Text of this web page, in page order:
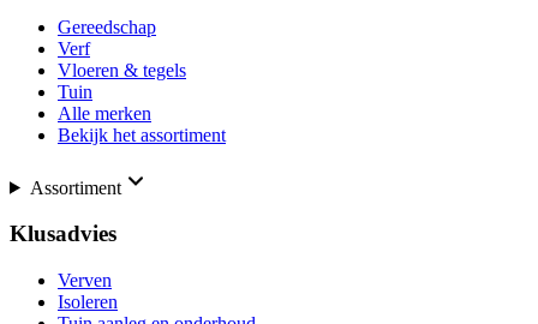
Gereedschap
Verf
Vloeren & tegels
Tuin
Alle merken
Bekijk het assortiment
Assortiment
Klusadvies
Verven
Isoleren